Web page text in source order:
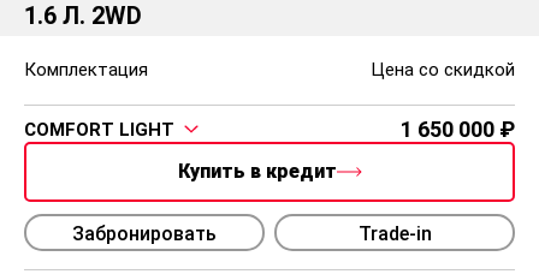
1.6 Л. 2WD
Комплектация Цена со скидкой
COMFORT LIGHT 1 650 000
Купить в кредит
Забронировать Trade-in